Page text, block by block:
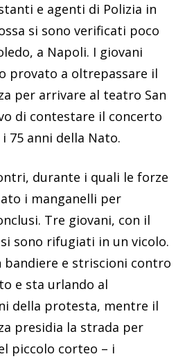
e agenti di Polizia in
si sono verificati poco
a Napoli. I giovani
provato a oltrepassare il
per arrivare al teatro San
di contestare il concerto
75 anni della Nato.
durante i quali le forze
i manganelli per
Tre giovani, con il
sono rifugiati in un vicolo.
bandiere e striscioni contro
e sta urlando al
della protesta, mentre il
presidia la strada per
piccolo corteo – i